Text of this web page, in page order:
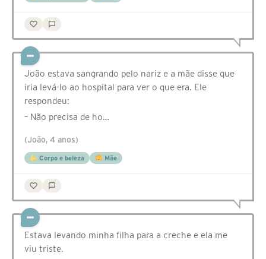
João estava sangrando pelo nariz e a mãe disse que
iria levá-lo ao hospital para ver o que era. Ele
respondeu:
– Não precisa de ho…
(João, 4 anos)
Corpo e beleza Mãe
Estava levando minha filha para a creche e ela me
viu triste.